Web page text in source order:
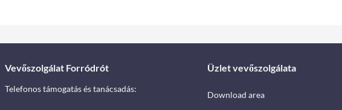
Vevőszolgálat Forródrót
Telefonos támogatás és tanácsadás:
Üzlet vevőszolgálata
Download area